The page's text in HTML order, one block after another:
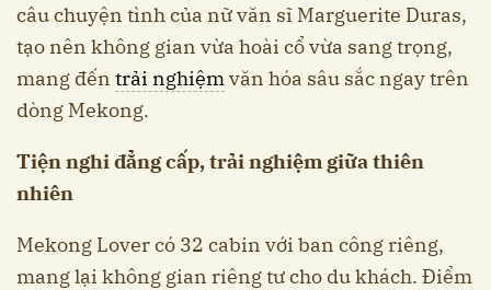
câu chuyện tình của nữ văn sĩ Marguerite Duras,
tạo nên không gian vừa hoài cổ vừa sang trọng,
mang đến trải nghiệmvăn hóa sâu sắc ngay trên
dòng Mekong.
Tiện nghi đẳng cấp, trải nghiệm giữa thiên
nhiên
Mekong Lover có 32 cabin với ban công riêng,
mang lại không gian riêng tư cho du khách. Điểm